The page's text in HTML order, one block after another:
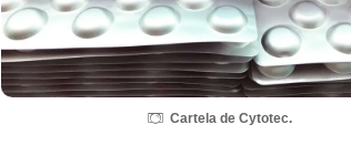
Cartela de Cytotec.